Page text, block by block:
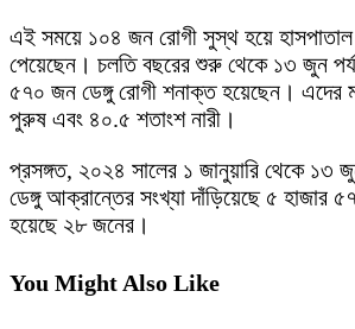
এই সময়ে ১০৪ জন রোগী সুস্থ হয়ে
পেয়েছেন। চলতি বছরের শুরু থেকে ১৩ জুন
৫৭০ জন ডেঙ্গু রোগী শনাক্ত হয়েছেন। এদের
পুরুষ এবং ৪০.৫ শতাংশ নারী।
প্রসঙ্গত, ২০২৪ সালের ১ জানুয়ারি থেকে ১৩
ডেঙ্গু আক্রান্তের সংখ্যা দাঁড়িয়েছে ৫ হাজার
হয়েছে ২৮ জনের।
You Might Also Like